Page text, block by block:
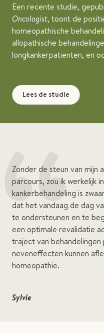
Een recente studie,
Oncologist, toont de
homeopathische
allopathische
longkankerpatiënten, en
Lees de studie
“
Zonder de steun van mijn
parcours, zou ik werkelijk
kankerbehandeling is
dat het vandaag de dag
te ondersteunen en te
een optimale revalidatie
traject van
neveneffecten kunnen
homeopathie.
Sylvie